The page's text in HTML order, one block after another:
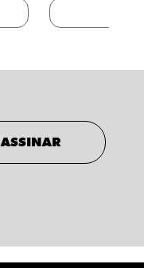
ASSINAR